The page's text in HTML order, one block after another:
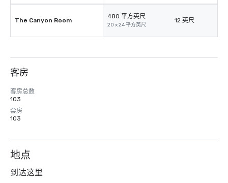
The Canyon Room
480 平方英尺
20 x 24 平方英尺
12 英尺
客房
客房总数
103
套房
103
地点
到达这里